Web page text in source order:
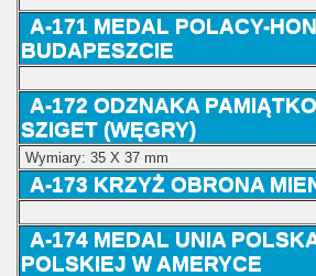
A-171 MEDAL POLACY-
BUDAPESZCIE
A-172 ODZNAKA
SZIGET (WĘGRY)
Wymiary: 35 X 37 mm
A-173 KRZYŻ OBRONA
A-174 MEDAL UNIA
POLSKIEJ W AMERYCE